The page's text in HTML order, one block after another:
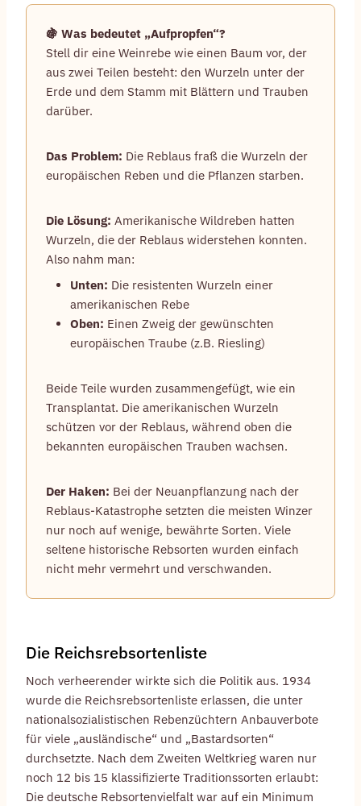
🍇 Was bedeutet „Aufpropfen“?
Stell dir eine Weinrebe wie einen Baum vor, der
aus zwei Teilen besteht: den Wurzeln unter der
Erde und dem Stamm mit Blättern und Trauben
darüber.
Das Problem: Die Reblaus fraß die Wurzeln der
europäischen Reben und die Pflanzen starben.
Die Lösung: Amerikanische Wildreben hatten
Wurzeln, die der Reblaus widerstehen konnten.
Also nahm man:
Unten: Die resistenten Wurzeln einer
amerikanischen Rebe
Oben: Einen Zweig der gewünschten
europäischen Traube (z.B. Riesling)
Beide Teile wurden zusammengefügt, wie ein
Transplantat. Die amerikanischen Wurzeln
schützen vor der Reblaus, während oben die
bekannten europäischen Trauben wachsen.
Der Haken: Bei der Neuanpflanzung nach der
Reblaus-Katastrophe setzten die meisten Winzer
nur noch auf wenige, bewährte Sorten. Viele
seltene historische Rebsorten wurden einfach
nicht mehr vermehrt und verschwanden.
Die Reichsrebsortenliste
Noch verheerender wirkte sich die Politik aus. 1934
wurde die Reichsrebsortenliste erlassen, die unter
nationalsozialistischen Rebenzüchtern Anbauverbote
für viele „ausländische“ und „Bastardsorten“
durchsetzte. Nach dem Zweiten Weltkrieg waren nur
noch 12 bis 15 klassifizierte Traditionssorten erlaubt:
Die deutsche Rebsortenvielfalt war auf ein Minimum